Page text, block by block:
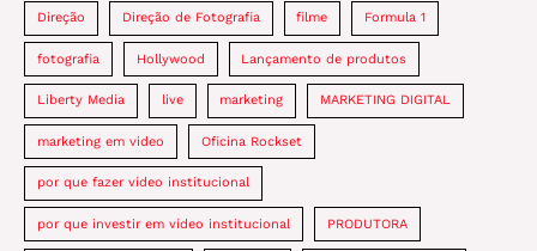
Direção Direção de Fotografia filme Formula 1
fotografia Hollywood Lançamento de produtos
Liberty Media live marketing MARKETING DIGITAL
marketing em video Oficina Rockset
por que fazer vídeo institucional
por que investir em vídeo institucional PRODUTORA